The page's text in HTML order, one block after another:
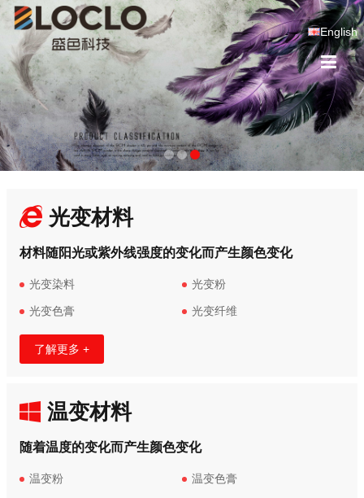
English
光变材料
材料随阳光或紫外线强度的变化而产生颜色变化
光变染料 光变粉
光变色膏 光变纤维
了解更多 +
温变材料
随着温度的变化而产生颜色变化
温变粉 温变色膏